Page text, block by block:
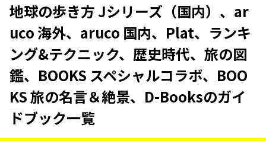
地球の歩き方 Jシリーズ（国内）、ar
uco 海外、aruco 国内、Plat、ランキ
ング&テクニック、歴史時代、旅の図
鑑、BOOKS スペシャルコラボ、BOO
KS 旅の名言＆絶景、D-Booksのガイ
ドブック一覧